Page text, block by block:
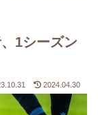
1シーズン
2024.04.30